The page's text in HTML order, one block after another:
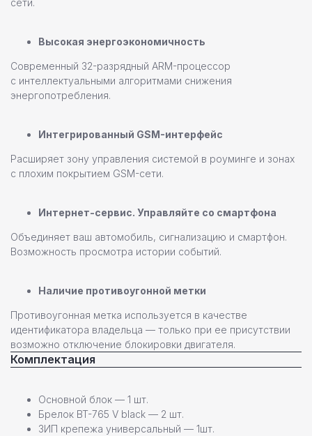
Высокая энергоэкономичность
Современный 32-разрядный ARM-процессор
с интеллектуальными алгоритмами снижения
энергопотребления.
Интегрированный GSM-интерфейс
Расширяет зону управления системой в роуминге и зонах
с плохим покрытием GSM-сети.
Интернет-сервис. Управляйте со смартфона
Объединяет ваш автомобиль, сигнализацию и смартфон.
Возможность просмотра истории событий.
Наличие противоугонной метки
Противоугонная метка используется в качестве
идентификатора владельца — только при ее присутствии
возможно отключение блокировки двигателя.
Комплектация
Основной блок — 1 шт.
Брелок BT-765 V black — 2 шт.
ЗИП крепежа универсальный — 1шт.
Остались вопросы или
нужна помощь в выборе?